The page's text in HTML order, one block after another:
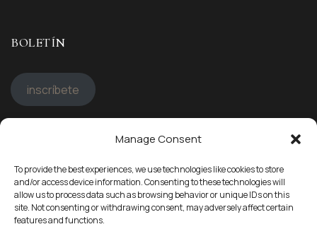
Manage Consent
To provide the best experiences, we use technologies like cookies to store
and/or access device information. Consenting to these technologies will
allow us to process data such as browsing behavior or unique IDs on this
site. Not consenting or withdrawing consent, may adversely affect certain
features and functions.
BOLETÍN
inscríbete
STAY CONNECTED
Síguenos en